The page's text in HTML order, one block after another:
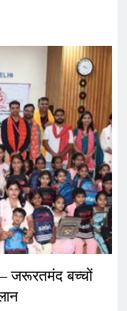
जरूरतमंद बच्चों